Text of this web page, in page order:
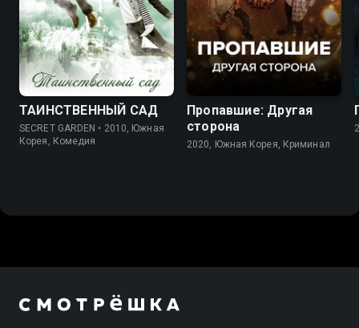
8.0 8.0
ТАИНСТВЕННЫЙ САД
SECRET GARDEN • 2010, Южная
Корея, Комедия
8.3
Пропавшие: Другая
сторона
2020, Южная Корея, Криминал